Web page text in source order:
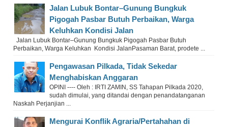
Jalan Lubuk Bontar–Gunung Bungkuk
Pigogah Pasbar Butuh Perbaikan, Warga
Keluhkan Kondisi Jalan
Jalan Lubuk Bontar–Gunung Bungkuk Pigogah Pasbar Butuh
Perbaikan, Warga Keluhkan Kondisi JalanPasaman Barat, prodete ...
Pengawasan Pilkada, Tidak Sekedar
Menghabiskan Anggaran
OPINI ---- Oleh : IRTI ZAMIN, SS Tahapan Pilkada 2020,
sudah dimulai, yang ditandai dengan penandatanganan
Naskah Perjanjian ...
Mengurai Konflik Agraria/Pertahahan di